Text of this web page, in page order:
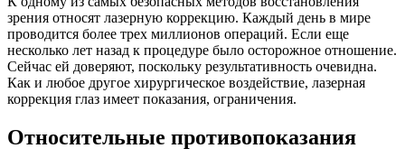
зрения относят лазерную коррекцию. Каждый день в мире
проводится более трех миллионов операций. Если еще
несколько лет назад к процедуре было осторожное отношение.
Сейчас ей доверяют, поскольку результативность очевидна.
Как и любое другое хирургическое воздействие, лазерная
коррекция глаз имеет показания, ограничения.
Относительные противопоказания